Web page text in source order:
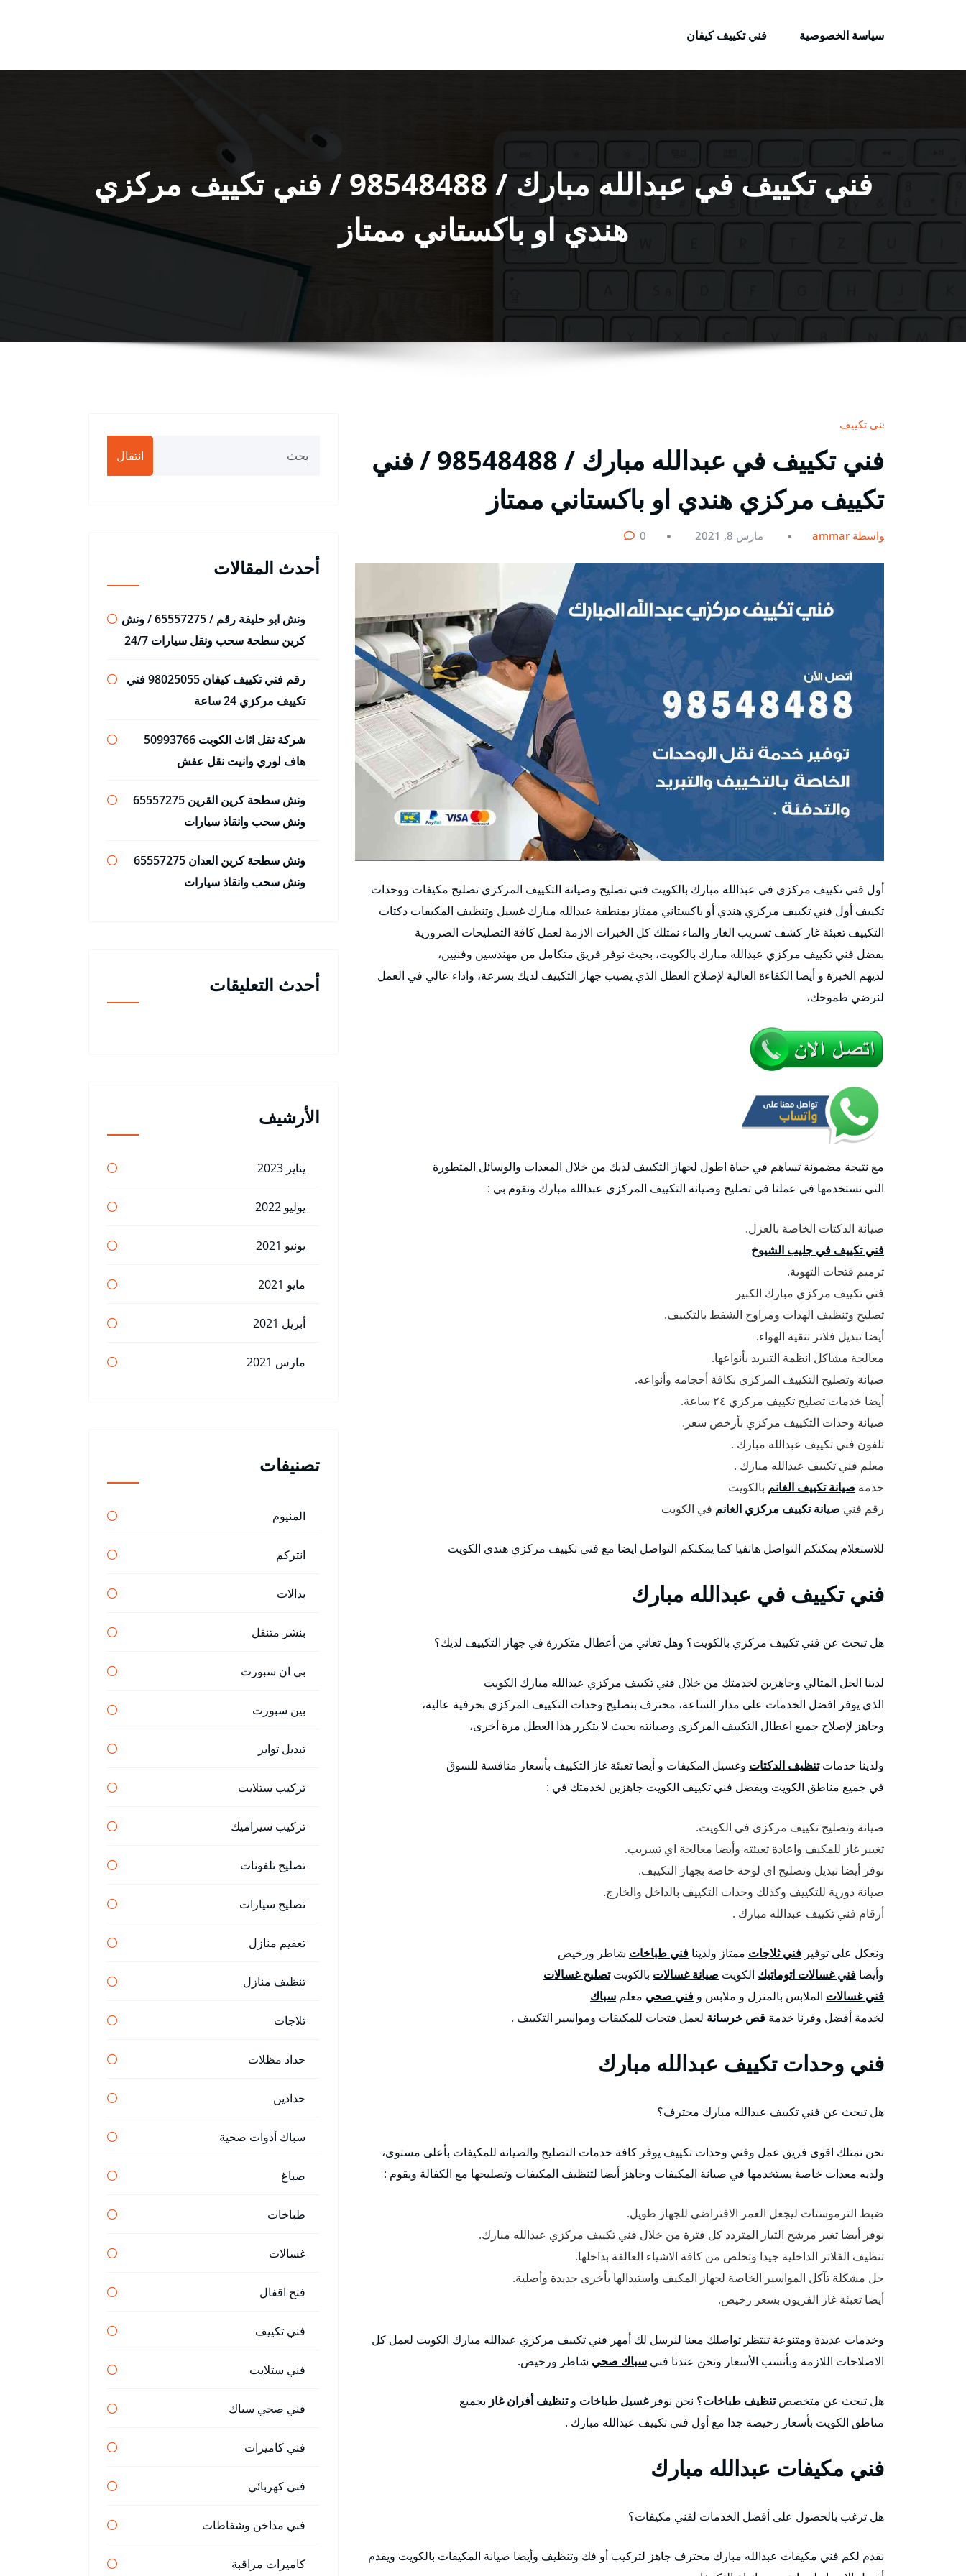
سياسة الخصوصية
فني تكييف كيفان
فني تكييف في عبدالله مبارك / 98548488 / فني تكييف مركزي
هندي او باكستاني ممتاز
فني تكييف
فني تكييف في عبدالله مبارك / 98548488 / فني
تكييف مركزي هندي او باكستاني ممتاز
بواسطة ammar مارس 8, 2021 0
أول فني تكييف مركزي في عبدالله مبارك بالكويت فني تصليح وصيانة التكييف المركزي تصليح مكيفات ووحدات
تكييف أول فني تكييف مركزي هندي أو باكستاني ممتاز بمنطقة عبدالله مبارك غسيل وتنظيف المكيفات دكتات
التكييف تعبئة غاز كشف تسريب الغاز والماء نمتلك كل الخبرات الازمة لعمل كافة التصليحات الضرورية
بفضل فني تكييف مركزي عبدالله مبارك بالكويت، بحيث نوفر فريق متكامل من مهندسين وفنيين،
لديهم الخبرة و أيضا الكفاءة العالية لإصلاح العطل الذي يصيب جهاز التكييف لديك بسرعة، واداء عالي في العمل
لنرضي طموحك،
مع نتيجة مضمونة تساهم في حياة اطول لجهاز التكييف لديك من خلال المعدات والوسائل المتطورة
التي نستخدمها في عملنا في تصليح وصيانة التكييف المركزي عبدالله مبارك ونقوم بي :
صيانة الدكتات الخاصة بالعزل.
فني تكييف في جليب الشيوخ
ترميم فتحات التهوية.
فني تكييف مركزي مبارك الكبير
تصليح وتنظيف الهدات ومراوح الشفط بالتكييف.
أيضا تبديل فلاتر تنقية الهواء.
معالجة مشاكل انظمة التبريد بأنواعها.
صيانة وتصليح التكييف المركزي بكافة أحجامه وأنواعه.
أيضا خدمات تصليح تكييف مركزي ٢٤ ساعة.
صيانة وحدات التكييف مركزي بأرخص سعر.
تلفون فني تكييف عبدالله مبارك .
معلم فني تكييف عبدالله مبارك .
خدمة صيانة تكييف الغانم بالكويت
رقم فني صيانة تكييف مركزي الغانم في الكويت
للاستعلام يمكنكم التواصل هاتفيا كما يمكنكم التواصل ايضا مع فني تكييف مركزي هندي الكويت
فني تكييف في عبدالله مبارك
هل تبحث عن فني تكييف مركزي بالكويت؟ وهل تعاني من أعطال متكررة في جهاز التكييف لديك؟
لدينا الحل المثالي وجاهزين لخدمتك من خلال فني تكييف مركزي عبدالله مبارك الكويت
الذي يوفر افضل الخدمات على مدار الساعة، محترف بتصليح وحدات التكييف المركزي بحرفية عالية،
وجاهز لإصلاح جميع اعطال التكييف المركزى وصيانته بحيث لا يتكرر هذا العطل مرة أخرى،
ولدينا خدماتتنظيف الدكتات وغسيل المكيفات و أيضا تعبئة غاز التكييف بأسعار منافسة للسوق
في جميع مناطق الكويت وبفضل فني تكييف الكويت جاهزين لخدمتك في :
صيانة وتصليح تكييف مركزى في الكويت.
تغيير غاز للمكيف واعادة تعبئته وأيضا معالجة اي تسريب.
نوفر أيضا تبديل وتصليح اي لوحة خاصة بجهاز التكييف.
صيانة دورية للتكييف وكذلك وحدات التكييف بالداخل والخارج.
أرقام فني تكييف عبدالله مبارك .
ونعكل على توفير فني ثلاجات ممتاز ولدينا فني طباخات شاطر ورخيص
وأيضا فني غسالات اتوماتيك الكويت صيانة غسالات بالكويتتصليح غسالات
فني غسالات الملابس بالمنزل و ملابس و فني صحي معلم سباك
لخدمة أفضل وفرنا خدمة قص خرسانة لعمل فتحات للمكيفات ومواسير التكييف .
فني وحدات تكييف عبدالله مبارك
هل تبحث عن فني تكييف عبدالله مبارك محترف؟
نحن نمتلك اقوى فريق عمل وفني وحدات تكييف يوفر كافة خدمات التصليح والصيانة للمكيفات بأعلى مستوى،
ولديه معدات خاصة يستخدمها في صيانة المكيفات وجاهز أيضا لتنظيف المكيفات وتصليحها مع الكفالة ويقوم :
ضبط الترموستات ليجعل العمر الافتراضي للجهاز طويل.
نوفر أيضا تغير مرشح التيار المتردد كل فترة من خلال فني تكييف مركزي عبدالله مبارك.
تنظيف الفلاتر الداخلية جيدا وتخلص من كافة الاشياء العالقة بداخلها.
حل مشكلة تآكل المواسير الخاصة لجهاز المكيف واستبدالها بأخرى جديدة وأصلية.
أيضا تعبئة غاز الفريون بسعر رخيص.
وخدمات عديدة ومتنوعة تنتظر تواصلك معنا لنرسل لك أمهر فني تكييف مركزي عبدالله مبارك الكويت لعمل كل
الاصلاحات اللازمة وبأنسب الأسعار ونحن عندنا فني سباك صحي شاطر ورخيص.
هل تبحث عن متخصصتنظيف طباخات؟ نحن نوفرغسيل طباخات وتنظيف أفران غاز بجميع
مناطق الكويت بأسعار رخيصة جدا مع أول فني تكييف عبدالله مبارك .
فني مكيفات عبدالله مبارك
هل ترغب بالحصول على أفضل الخدمات لفني مكيفات؟
نقدم لكم فني مكيفات عبدالله مبارك محترف جاهز لتركيب أو فك وتنظيف وأيضا صيانة المكيفات بالكويت ويقدم
انتقال
أحدث المقالات
ونش ابو حليفة رقم / 65557275 / ونش
كرين سطحة سحب ونقل سيارات 24/7
رقم فني تكييف كيفان 98025055 فني
تكييف مركزي 24 ساعة
شركة نقل اثاث الكويت 50993766
هاف لوري وانيت نقل عفش
ونش سطحة كرين القرين 65557275
ونش سحب وانقاذ سيارات
ونش سطحة كرين العدان 65557275
ونش سحب وانقاذ سيارات
أحدث التعليقات
الأرشيف
يناير 2023
يوليو 2022
يونيو 2021
مايو 2021
أبريل 2021
مارس 2021
تصنيفات
المنيوم
انتركم
بدالات
بنشر متنقل
بي ان سبورت
بين سبورت
تبديل تواير
تركيب ستلايت
تركيب سيراميك
تصليح تلفونات
تصليح سيارات
تعقيم منازل
تنظيف منازل
ثلاجات
حداد مظلات
حدادين
سباك أدوات صحية
صباغ
طباخات
غسالات
فتح اقفال
فني تكييف
فني ستلايت
فني صحي سباك
فني كاميرات
فني كهربائي
فني مداخن وشفاطات
كاميرات مراقبة